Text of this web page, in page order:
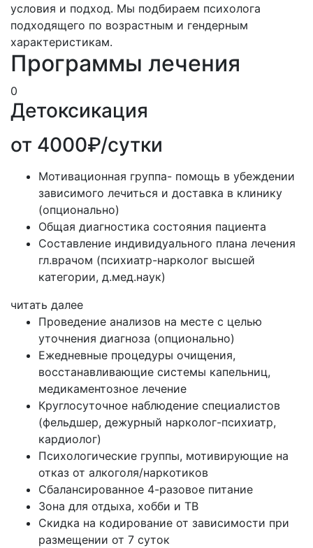
условия и подход. Мы подбираем психолога
подходящего по возрастным и гендерным
характеристикам.
Программы лечения
0
Детоксикация
от 4000₽/сутки
Мотивационная группа- помощь в убеждении
зависимого лечиться и доставка в клинику
(опционально)
Общая диагностика состояния пациента
Составление индивидуального плана лечения
гл.врачом (психиатр-нарколог высшей
категории, д.мед.наук)
читать далее
Проведение анализов на месте с целью
уточнения диагноза (опционально)
Ежедневные процедуры очищения,
восстанавливающие системы капельниц,
медикаментозное лечение
Круглосуточное наблюдение специалистов
(фельдшер, дежурный нарколог-психиатр,
кардиолог)
Психологические группы, мотивирующие на
отказ от алкоголя/наркотиков
Сбалансированное 4-разовое питание
Зона для отдыха, хобби и ТВ
Скидка на кодирование от зависимости при
размещении от 7 суток